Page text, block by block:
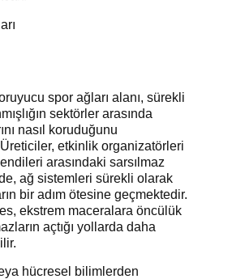
spor ağları alanı, sürekli
sektörler arasında
nasıl koruduğunu
etkinlik organizatörleri
arasındaki sarsılmaz
ağ sistemleri sürekli olarak
bir adım ötesine geçmektedir.
ekstrem maceralara öncülük
açtığı yollarda daha
hücresel bilimlerden